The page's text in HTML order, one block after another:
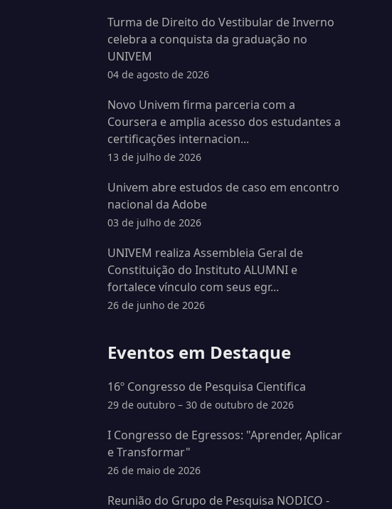
Turma de Direito do Vestibular de Inverno
celebra a conquista da graduação no
UNIVEM
04 de agosto de 2026
Novo Univem firma parceria com a
Coursera e amplia acesso dos estudantes a
certificações internacion...
13 de julho de 2026
Univem abre estudos de caso em encontro
nacional da Adobe
03 de julho de 2026
UNIVEM realiza Assembleia Geral de
Constituição do Instituto ALUMNI e
fortalece vínculo com seus egr...
26 de junho de 2026
Eventos em Destaque
16º Congresso de Pesquisa Cientifica
29 de outubro – 30 de outubro de 2026
I Congresso de Egressos: "Aprender, Aplicar
e Transformar"
26 de maio de 2026
Reunião do Grupo de Pesquisa NODICO -